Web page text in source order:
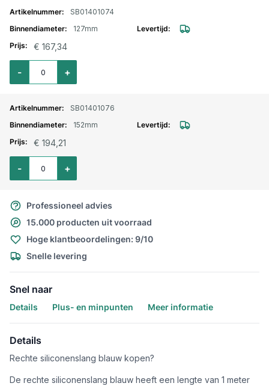
SB01401074
127mm
€ 167,34
Aantal voor Silicone slang recht L=1000mm. blauw 127mm inw.
+
-
SB01401076
152mm
€ 194,21
Aantal voor Silicone slang recht L=1000mm. blauw 152mm inw.
+
-
Professioneel advies
15.000 producten uit voorraad
Hoge klantbeoordelingen: 9/10
Snelle levering
Snel naar
Details Plus- en minpunten Meer informatie
Details
Rechte siliconenslang blauw kopen?
De rechte siliconenslang blauw heeft een lengte van 1 meter